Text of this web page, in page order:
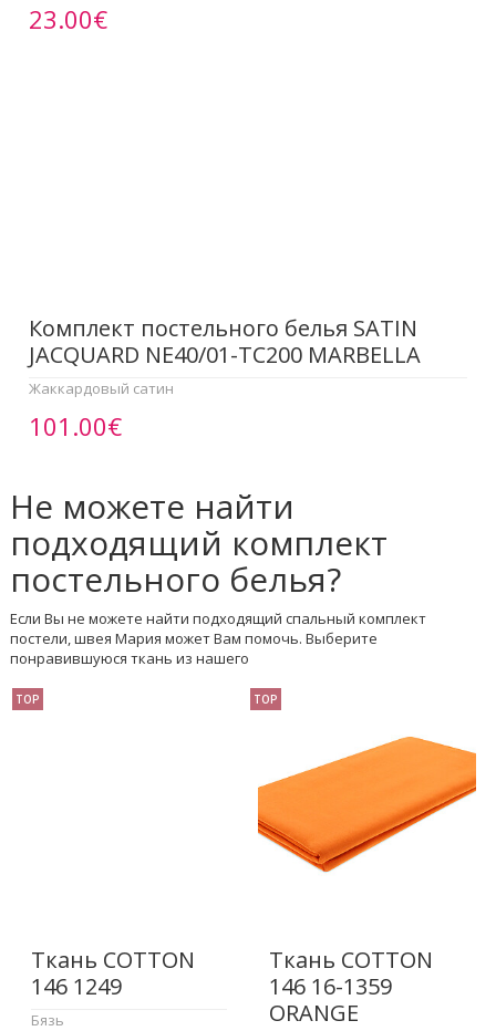
23.00€
Комплект постельного белья SATIN
JACQUARD NE40/01-TC200 MARBELLA
Жаккардовый сатин
101.00€
Не можете найти
подходящий комплект
постельного белья?
Если Вы не можете найти подходящий спальный комплект
постели, швея Мария может Вам помочь. Выберите
понравившуюся ткань из нашего
TOP
Ткань COTTON
146 1249
Бязь
TOP
Ткань COTTON
146 16-1359
ORANGE